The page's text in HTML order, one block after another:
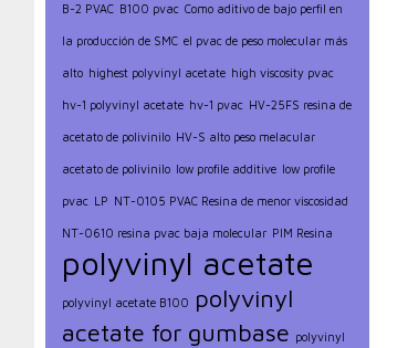
B-2 PVAC B100 pvac Como aditivo de bajo perfil en
la producción de SMC el pvac de peso molecular más
alto highest polyvinyl acetate high viscosity pvac
hv-1 polyvinyl acetate hv-1 pvac HV-25FS resina de
acetato de polivinilo HV-S alto peso melacular
acetato de polivinilo low profile additive low profile
pvac LP NT-0105 PVAC Resina de menor viscosidad
NT-0610 resina pvac baja molecular PIM Resina
polyvinyl acetate
polyvinyl acetate B100
polyvinyl
acetate for gumbase polyvinyl